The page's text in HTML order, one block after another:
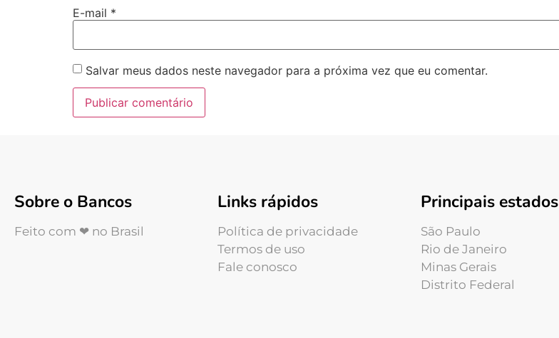
E-mail *
Salvar meus dados neste navegador para a próxima vez que eu comentar.
Sobre o Bancos
Feito com ❤ no Brasil
Links rápidos
Política de privacidade
Termos de uso
Fale conosco
Principais estados
São Paulo
Rio de Janeiro
Minas Gerais
Distrito Federal